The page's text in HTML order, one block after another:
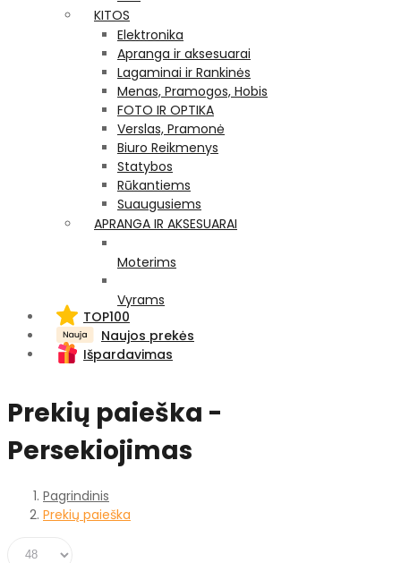
KITOS
Elektronika
Apranga ir aksesuarai
Lagaminai ir Rankinės
Menas, Pramogos, Hobis
FOTO IR OPTIKA
Verslas, Pramonė
Biuro Reikmenys
Statybos
Rūkantiems
Suaugusiems
APRANGA IR AKSESUARAI
Moterims
Vyrams
TOP100
Naujos prekės
Išpardavimas
Prekių paieška -
Persekiojimas
Pagrindinis
Prekių paieška